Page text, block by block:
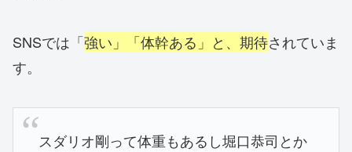
SNSでは「強い」「体幹ある」と、期待されていま
す。
スダリオ剛って体重もあるし堀口恭司とか